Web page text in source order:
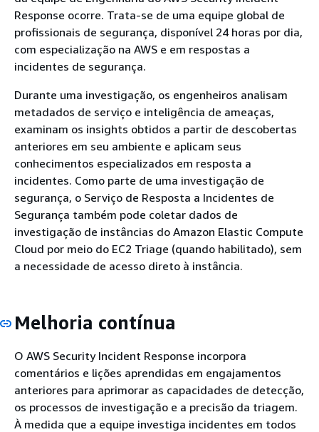
Response ocorre. Trata-se de uma equipe global de
profissionais de segurança, disponível 24 horas por dia,
com especialização na AWS e em respostas a
incidentes de segurança.
Durante uma investigação, os engenheiros analisam
metadados de serviço e inteligência de ameaças,
examinam os insights obtidos a partir de descobertas
anteriores em seu ambiente e aplicam seus
conhecimentos especializados em resposta a
incidentes. Como parte de uma investigação de
segurança, o Serviço de Resposta a Incidentes de
Segurança também pode coletar dados de
investigação de instâncias do Amazon Elastic Compute
Cloud por meio do EC2 Triage (quando habilitado), sem
a necessidade de acesso direto à instância.
Melhoria contínua
O AWS Security Incident Response incorpora
comentários e lições aprendidas em engajamentos
anteriores para aprimorar as capacidades de detecção,
os processos de investigação e a precisão da triagem.
À medida que a equipe investiga incidentes em todos